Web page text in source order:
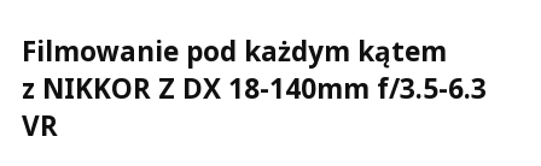
Filmowanie pod każdym kątem
z NIKKOR Z DX 18-140mm f/3.5-6.3
VR